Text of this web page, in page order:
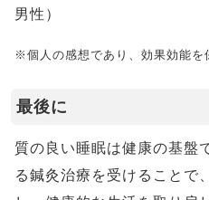
男性）
※個人の感想であり、効果効能を
最後に
質の良い睡眠は健康の基盤
る鍼灸治療を受けることで